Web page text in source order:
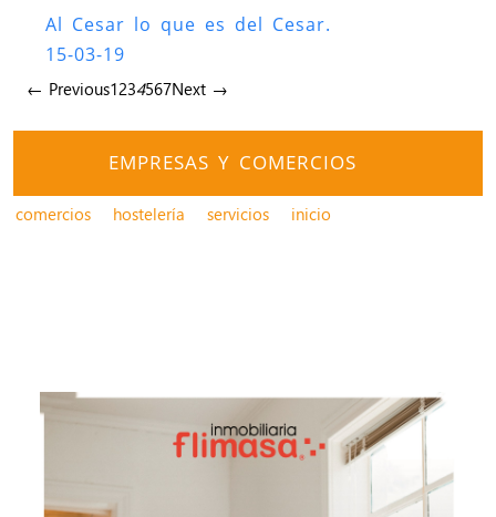
Al Cesar lo que es del Cesar.
15-03-19
← Previous1234567Next →
EMPRESAS Y COMERCIOS
comercios hostelería servicios inicio